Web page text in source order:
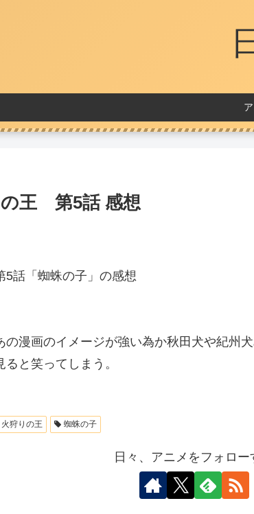
王 第5話 感想
話「蜘蛛の子」の感想
の漫画のイメージが強い為か秋田犬や紀州
と笑ってしまう。
火狩りの王 蜘蛛の子
日々、アニメをフォロー